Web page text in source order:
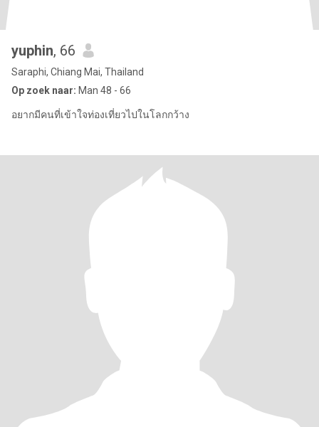
yuphin, 66
Saraphi, Chiang Mai, Thailand
Op zoek naar: Man 48 - 66
อยากมีคนที่เข้าใจท่องเที่ยวไปในโลกกว้าง